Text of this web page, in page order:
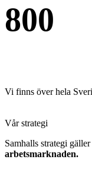
800
Vi finns över hela
Vår strategi
Samhalls strategi
arbetsmarknaden.